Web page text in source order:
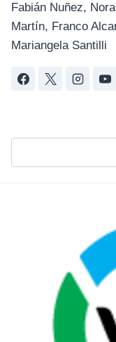
Fabián Nuñez,
Martín, Franco
Mariangela Santilli